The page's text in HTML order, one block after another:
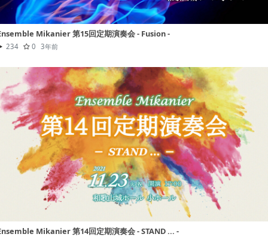
Mikanier 第15回定期演奏会 - Fusion -
234 0 3年前
Mikanier 第14回定期演奏会 - STAND ... -